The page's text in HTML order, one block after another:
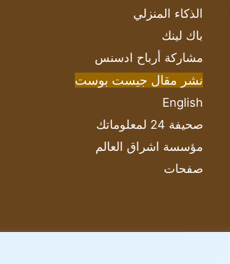
الذكاء المنزلي
باك لينك
مشاركة أرباح ادسنس
نشر مقال جيست بوست
English
صحيفة 24 لمعلوماتك
مؤسسة اشراق العالم
صفحات